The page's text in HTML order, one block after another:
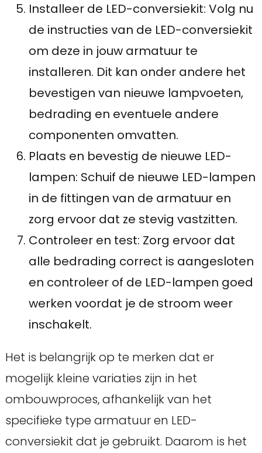
Installeer de LED-conversiekit: Volg nu
de instructies van de LED-conversiekit
om deze in jouw armatuur te
installeren. Dit kan onder andere het
bevestigen van nieuwe lampvoeten,
bedrading en eventuele andere
componenten omvatten.
Plaats en bevestig de nieuwe LED-
lampen: Schuif de nieuwe LED-lampen
in de fittingen van de armatuur en
zorg ervoor dat ze stevig vastzitten.
Controleer en test: Zorg ervoor dat
alle bedrading correct is aangesloten
en controleer of de LED-lampen goed
werken voordat je de stroom weer
inschakelt.
Het is belangrijk op te merken dat er
mogelijk kleine variaties zijn in het
ombouwproces, afhankelijk van het
specifieke type armatuur en LED-
conversiekit dat je gebruikt. Daarom is het